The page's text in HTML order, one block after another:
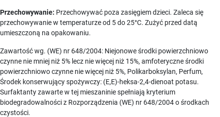
Przechowywanie: Przechowywać poza zasięgiem dzieci. Zaleca się
przechowywanie w temperaturze od 5 do 25°C. Zużyć przed datą
umieszczoną na opakowaniu.
Zawartość wg. (WE) nr 648/2004: Niejonowe środki powierzchniowo
czynne nie mniej niż 5% lecz nie więcej niż 15%, amfoteryczne środki
powierzchniowo czynne nie więcej niż 5%, Polikarboksylan, Perfum,
Środek konserwujący spożywczy: (E,E)-heksa-2,4-dienoat potasu.
Surfaktanty zawarte w tej mieszaninie spełniają kryterium
biodegradowalności z Rozporządzenia (WE) nr 648/2004 o środkach
czystości.